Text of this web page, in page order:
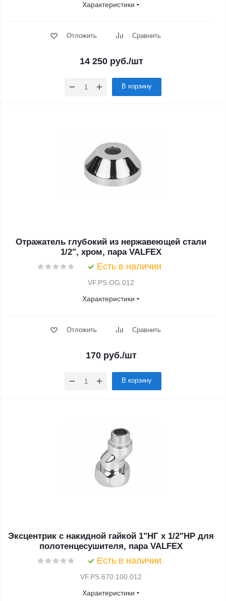
Характеристики
Отложить Сравнить
14 250руб./шт
В корзину
Отражатель глубокий из нержавеющей стали
1/2", хром, пара VALFEX
Есть в наличии
VF.PS.OG.012
Характеристики
Отложить Сравнить
170 руб./шт
В корзину
Эксцентрик с накидной гайкой 1"НГ х 1/2"НР для
полотенцесушителя, пара VALFEX
Есть в наличии
VF.PS.670.100.012
Характеристики